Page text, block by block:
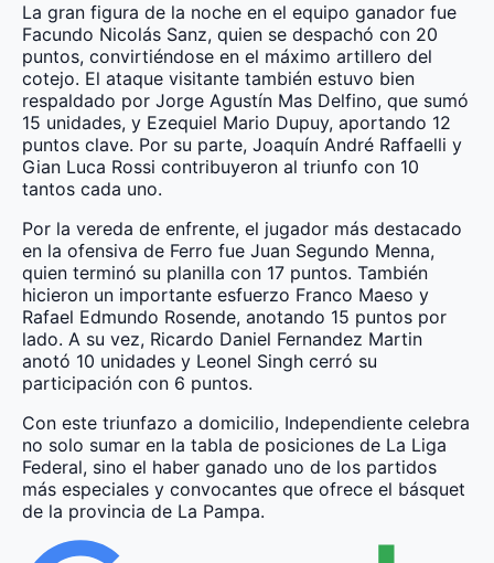
La gran figura de la noche en el equipo ganador fue
Facundo Nicolás Sanz, quien se despachó con 20
puntos, convirtiéndose en el máximo artillero del
cotejo. El ataque visitante también estuvo bien
respaldado por Jorge Agustín Mas Delfino, que sumó
15 unidades, y Ezequiel Mario Dupuy, aportando 12
puntos clave. Por su parte, Joaquín André Raffaelli y
Gian Luca Rossi contribuyeron al triunfo con 10
tantos cada uno.
Por la vereda de enfrente, el jugador más destacado
en la ofensiva de Ferro fue Juan Segundo Menna,
quien terminó su planilla con 17 puntos. También
hicieron un importante esfuerzo Franco Maeso y
Rafael Edmundo Rosende, anotando 15 puntos por
lado. A su vez, Ricardo Daniel Fernandez Martin
anotó 10 unidades y Leonel Singh cerró su
participación con 6 puntos.
Con este triunfazo a domicilio, Independiente celebra
no solo sumar en la tabla de posiciones de La Liga
Federal, sino el haber ganado uno de los partidos
más especiales y convocantes que ofrece el básquet
de la provincia de La Pampa.